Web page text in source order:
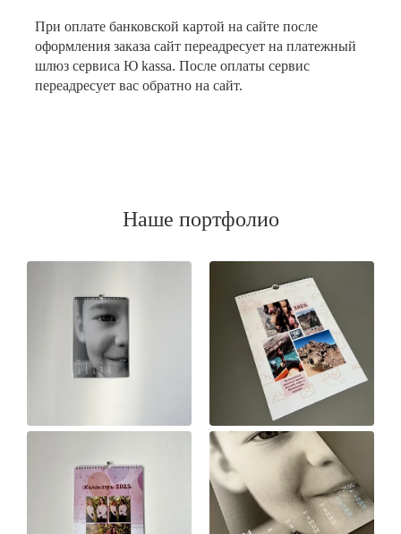
При оплате банковской картой на сайте после
оформления заказа сайт переадресует на платежный
шлюз сервиса Ю kassa. После оплаты сервис
переадресует вас обратно на сайт.
Наше портфолио